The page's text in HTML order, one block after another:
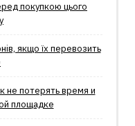
покупкою цього
якщо їх перевозить
не потерять время и
площадке